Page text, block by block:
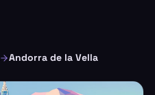
Andorra de la Vella